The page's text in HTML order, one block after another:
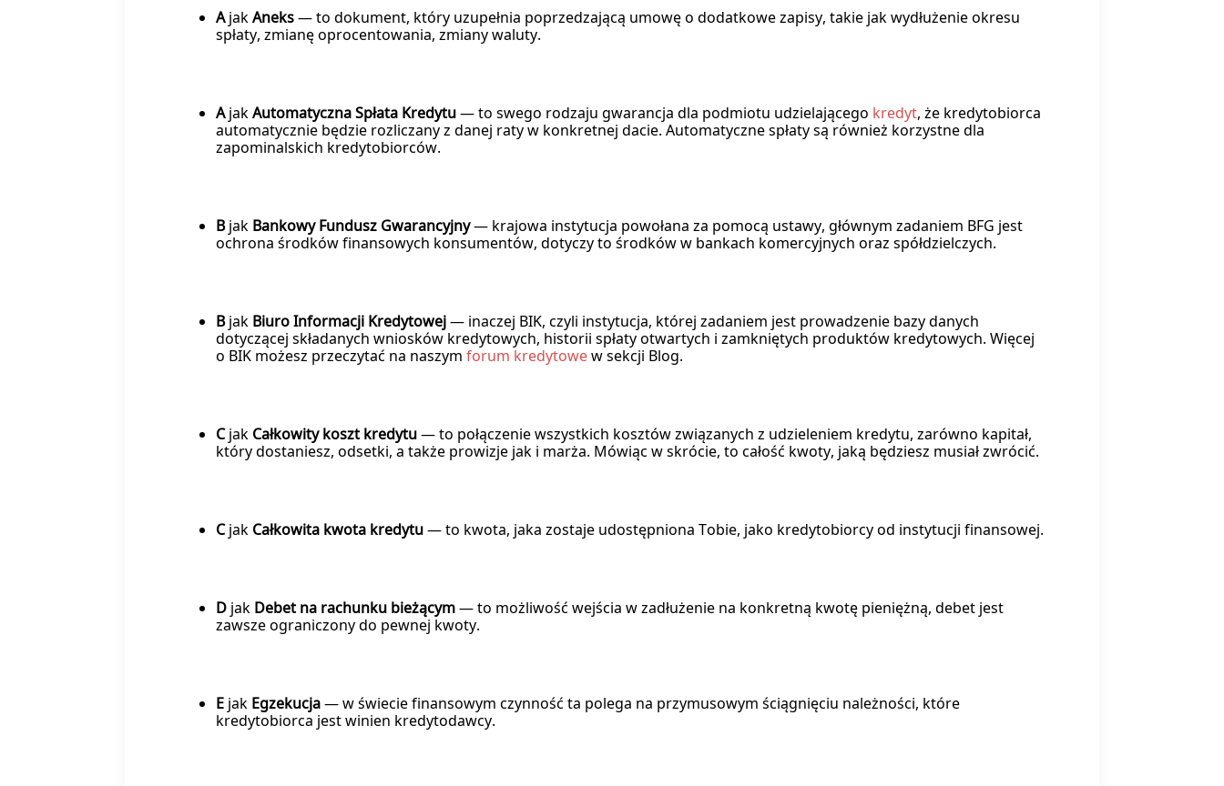
AjakAneks— to dokument, który uzupełnia poprzedzającą umowę o dodatkowe zapisy, takie jak wydłużenie okresu
spłaty, zmianę oprocentowania, zmiany waluty.
AjakAutomatyczna Spłata Kredytu— to swego rodzaju gwarancja dla podmiotu udzielającego kredyt, że kredytobiorca
automatycznie będzie rozliczany z danej raty w konkretnej dacie. Automatyczne spłaty są również korzystne dla
zapominalskich kredytobiorców.
Bjak Bankowy Fundusz Gwarancyjny— krajowa instytucja powołana za pomocą ustawy, głównym zadaniem BFG jest
ochrona środków finansowych konsumentów, dotyczy to środków w bankach komercyjnych oraz spółdzielczych.
Bjak Biuro Informacji Kredytowej— inaczej BIK, czyli instytucja, której zadaniem jest prowadzenie bazy danych
dotyczącej składanych wniosków kredytowych, historii spłaty otwartych i zamkniętych produktów kredytowych. Więcej
o BIK możesz przeczytać na naszym forum kredytowew sekcji Blog.
Cjak Całkowity koszt kredytu— to połączenie wszystkich kosztów związanych z udzieleniem kredytu, zarówno kapitał,
który dostaniesz, odsetki, a także prowizje jak i marża. Mówiąc w skrócie, to całość kwoty, jaką będziesz musiał zwrócić.
Cjak Całkowita kwota kredytu— to kwota, jaka zostaje udostępniona Tobie, jako kredytobiorcy od instytucji finansowej.
D jak Debet na rachunku bieżącym— to możliwość wejścia w zadłużenie na konkretną kwotę pieniężną, debet jest
zawsze ograniczony do pewnej kwoty.
E jak Egzekucja— w świecie finansowym czynność ta polega na przymusowym ściągnięciu należności, które
kredytobiorca jest winien kredytodawcy.